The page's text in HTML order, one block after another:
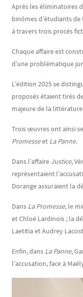
Contenu
Texte
Après les éliminatoires
binômes d’étudiants
à travers trois procès
Chaque affaire est
d’une problématique
L’édition 2025 se
proposés étaient tirés
majeure de la
Trois œuvres ont ainsi
Promesseet La Panne.
Dans l’affaire Justice,
représentaient
Dorange assuraient la
Dans La Promesse, le
et Chloë Lardinois ; la
Laetitia et Audrey
Enfin, dans La Panne,
l’accusation, face à